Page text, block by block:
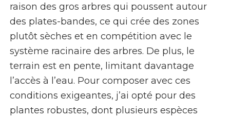
raison des gros arbres qui poussent autour
des plates-bandes, ce qui crée des zones
plutôt sèches et en compétition avec le
système racinaire des arbres. De plus, le
terrain est en pente, limitant davantage
l’accès à l’eau. Pour composer avec ces
conditions exigeantes, j’ai opté pour des
plantes robustes, dont plusieurs espèces